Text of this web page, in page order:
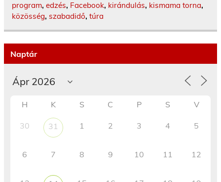
program, edzés, Facebook, kirándulás, kismama torna,
közösség, szabadidő, túra
Naptár
H K S C P S V
30 31 1 2 3 4 5
6 7 8 9 10 11 12